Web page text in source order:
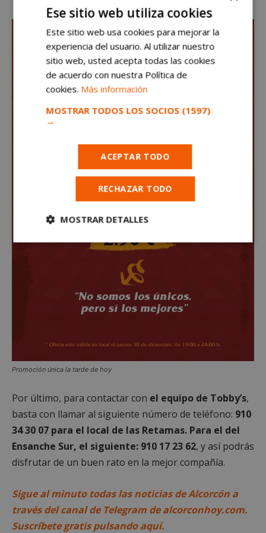
Promoción única la tarde de hoy
Por último, para contactar con el equipo de Tobby’s,
basta con llamar al siguiente número de teléfono: 910
34 30 07 para el local de las Retamas. Para el del
Ensanche Sur, el siguiente: 910 17 23 62, y así podrás
disfrutar de un buen rato en la mejor compañía.
Sigue al minuto todas las noticias de Alcorcón a
través del canal de Telegram de alcorconhoy.com.
Suscríbete gratis pulsando aquí.
Ese sitio web utiliza cookies
Este sitio web usa cookies para mejorar la
experiencia del usuario. Al utilizar nuestro
sitio web, usted acepta todas las cookies
de acuerdo con nuestra Política de
cookies. Más información
MOSTRAR TODOS LOS SOCIOS (1597)
→
ACEPTAR TODO
RECHAZAR TODO
MOSTRAR DETALLES
Cookies
estrictamente
Cookies de
Cookies de
Cookies de
Cookies no clasificadas
Cookies estrictamente necesarias
Cookies de rendimiento
Cookies de funcionalidad
Cookies no clasificadas